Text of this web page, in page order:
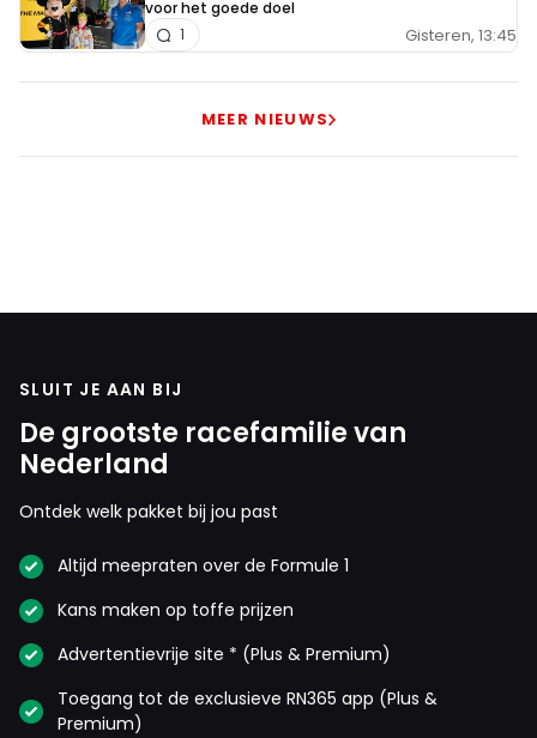
voor het goede doel
Gisteren, 13:45
1
MEER NIEUWS
SLUIT JE AAN BIJ
De grootste racefamilie van
Nederland
Ontdek welk pakket bij jou past
Altijd meepraten over de Formule 1
Kans maken op toffe prijzen
Advertentievrije site * (Plus & Premium)
Toegang tot de exclusieve RN365 app (Plus &
Premium)